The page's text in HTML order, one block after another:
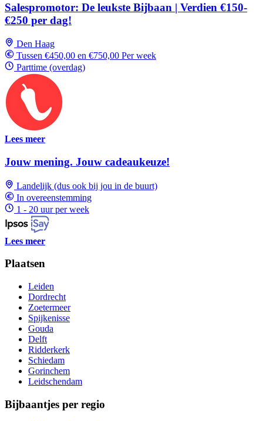
Salespromotor: De leukste Bijbaan | Verdien €150-
€250 per dag!
Den Haag
Tussen €450,00 en €750,00 Per week
Parttime (overdag)
Lees meer
Jouw mening. Jouw cadeaukeuze!
Landelijk (dus ook bij jou in de buurt)
In overeenstemming
1 - 20 uur per week
Lees meer
Plaatsen
Leiden
Dordrecht
Zoetermeer
Spijkenisse
Gouda
Delft
Ridderkerk
Schiedam
Gorinchem
Leidschendam
Bijbaantjes per regio